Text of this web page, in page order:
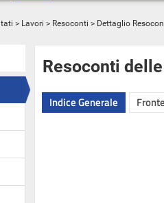
> Lavori > Resoconti > Dettaglio
Resoconti
Indice Generale